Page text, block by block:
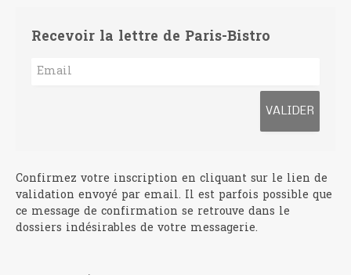
Recevoir la lettre de Paris-Bistro
Confirmez votre inscription en cliquant sur le lien de
validation envoyé par email. Il est parfois possible que
ce message de confirmation se retrouve dans le
dossiers indésirables de votre messagerie.